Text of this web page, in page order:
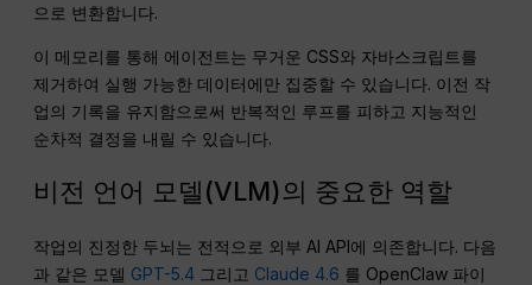
으로 변환합니다.
이 메모리를 통해 에이전트는 무거운 CSS와 자바스크립트를
제거하여 실행 가능한 데이터에만 집중할 수 있습니다. 이전 작
업의 기록을 유지함으로써 반복적인 루프를 피하고 지능적인
순차적 결정을 내릴 수 있습니다.
비전 언어 모델(VLM)의 중요한 역할
작업의 진정한 두뇌는 전적으로 외부 AI API에 의존합니다. 다음
과 같은 모델 GPT-5.4 그리고 Claude 4.6 를 OpenClaw 파이